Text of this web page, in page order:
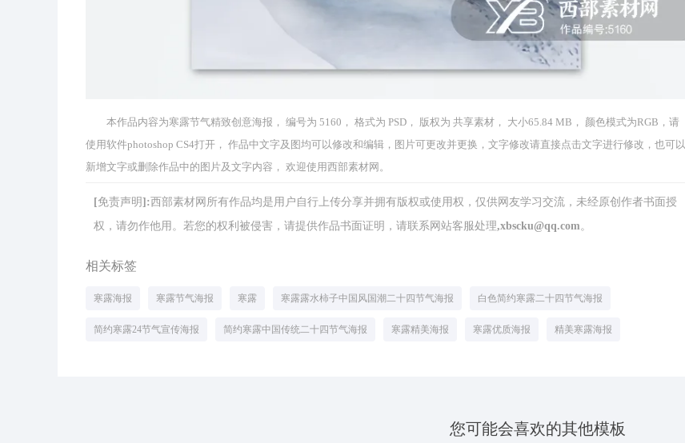
本作品内容为寒露节气精致创意海报， 编号为 5160， 格式为 PSD， 版权为 共享素材， 大小65.84 MB， 颜色模式为RGB，请
使用软件photoshop CS4打开， 作品中文字及图均可以修改和编辑，图片可更改并更换，文字修改请直接点击文字进行修改，也可以
新增文字或删除作品中的图片及文字内容， 欢迎使用西部素材网。
[免责声明]:西部素材网所有作品均是用户自行上传分享并拥有版权或使用权，仅供网友学习交流，未经原创作者书面授
权，请勿作他用。若您的权利被侵害，请提供作品书面证明，请联系网站客服处理,xbscku@qq.com。
相关标签
寒露海报 寒露节气海报 寒露 寒露露水柿子中国风国潮二十四节气海报 白色简约寒露二十四节气海报
简约寒露24节气宣传海报 简约寒露中国传统二十四节气海报 寒露精美海报 寒露优质海报 精美寒露海报
您可能会喜欢的其他模板